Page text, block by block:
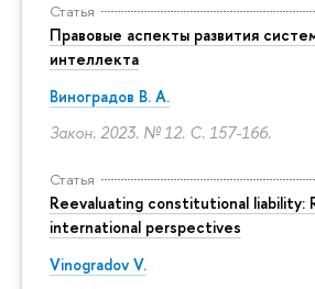
Статья
Правовые аспекты развития
интеллекта
Виноградов В. А.
Закон. 2023. № 12. С. 157-166.
Статья
Reevaluating constitutional liability:
international perspectives
Vinogradov V.